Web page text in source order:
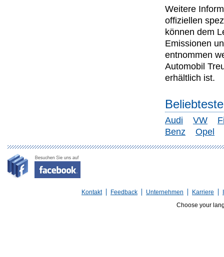
Weitere
offiziellen
können dem
Emissionen
entnommen
Automobil
erhältlich ist.
Audi VW
Benz
Opel
Kontakt Feedback Unternehmen Karriere
Choose your